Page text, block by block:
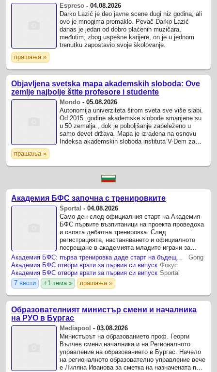
Espreso -04.08.2026
Darko Lazić je deo javne scene dugi niz godina, ali
ovo je mnogima promaklo. Pevač Darko Lazić
danas je jedan od dobro plaćenih muzičara,
međutim, zbog uspešne karijere, on je u jednom
trenutku zapostavio svoje školovanje.
прашања »
Objavljena svetska mapa akademskih sloboda: Ove
zemlje najbolje štite profesore i studente
Mondo -05.08.2026
Autonomija univerziteta širom sveta sve više slabi.
Od 2015. godine akademske slobode smanjene su
u 50 zemalja , dok je poboljšanje zabeleženo u
samo devet država. Mapa je izrađena na osnovu
Indeksa akademskih sloboda instituta V-Dem za
прашања »
Академия БФС започна с тренировките
Sportal -04.08.2026
Само ден след официалния старт на Академия
БФС първите възпитаници на проекта проведоха
и своята дебютна тренировка. След
регистрацията, настаняването и официалното
посрещане в академията младите играчи за
първи път излязоха на тренировъчния терен под
ръководството на ...
Академия БФС: първа тренировка даде старт на бъдещите таланти
Gong
Академия БФС отвори врати за първия си випуск Фокус
Академия БФС отвори врати за първия си випуск Sportal
7 вести
+1 тема » прашања »
Образователният министър смени и началника
на РУО в Бургас
Mediapool -03.08.2026
Министърът на образованието проф. Георги
Вълчев смени началника и на Регионалното
управление на образованието в Бургас. Начело
на регионалното образователно управление вече
е Лиляна Иванова за сметка на назначената по